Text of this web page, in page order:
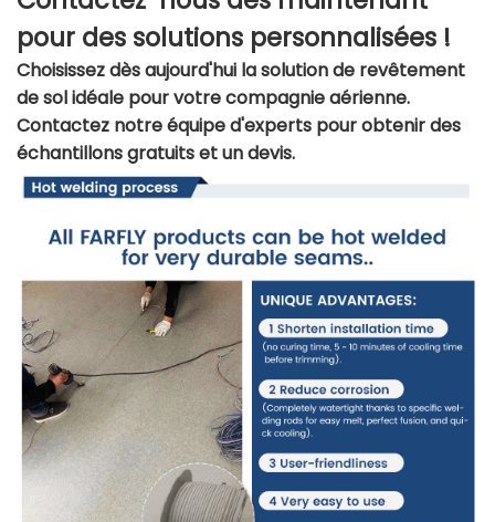
pour des solutions personnalisées !
Choisissez dès aujourd'hui la solution de revêtement
de sol idéale pour votre compagnie aérienne.
Contactez notre équipe d'experts pour obtenir des
échantillons gratuits et un devis.